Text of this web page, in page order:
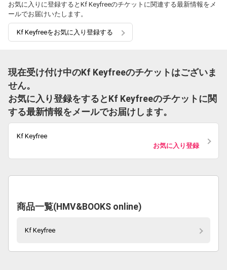
お気に入りに登録するとKf Keyfreeのチケットに関連する最新情報をメ
ールでお届けいたします。
Kf Keyfreeをお気に入り登録する
現在受け付け中のKf Keyfreeのチケットはございま
せん。
お気に入り登録をするとKf Keyfreeのチケットに関
する最新情報をメールでお届けします。
Kf Keyfree
お気に入り登録
商品一覧(HMV&BOOKS online)
Kf Keyfree